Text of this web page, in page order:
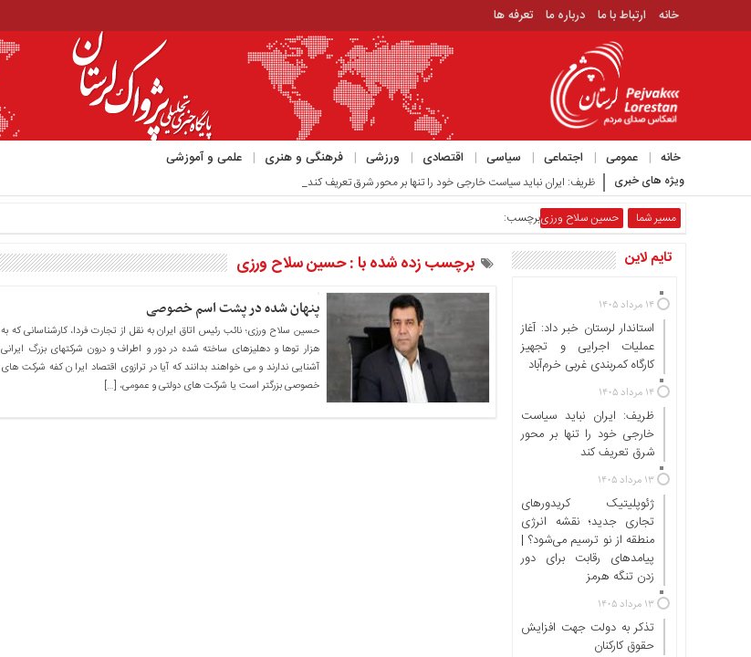
خانه ارتباط با ما درباره ما تعرفه ها
خانه عمومی اجتماعی سیاسی اقتصادی ورزشی فرهنگی و هنری علمی و آموزشی
ارتباط
ویژه های خبری ظریف: ایران نباید سیاست خارجی خود را تنها بر محور شرق تعریف کند_
مسیر شما برچسب:حسین سلاح ورزی
تایم لاین
۱۴ مرداد ۱۴۰۵
استاندار لرستان خبر داد: آغاز
عملیات اجرایی و تجهیز
کارگاه کمربندی غربی خرم‌آباد
۱۴ مرداد ۱۴۰۵
ظریف: ایران نباید سیاست
خارجی خود را تنها بر محور
شرق تعریف کند
۱۳ مرداد ۱۴۰۵
ژئوپلیتیک کریدورهای
تجاری جدید؛ نقشه انرژی
منطقه‌ از نو ترسیم می‌شود؟ |
پیامدهای رقابت برای دور
زدن تنگه هرمز
۱۳ مرداد ۱۴۰۵
تذکر به دولت جهت افزایش
حقوق کارکنان ‌
برچسب زده شده با : حسین سلاح ورزی
پنهان شده در پشت اسم خصوصی
حسین سلاح ورزی؛ نائب رئیس اتاق ایران به نقل از تجارت فردا، کارشناسانی که به
هزار توها و دهلیزهای ساخته شده در دور و اطراف و درون شرکتهای بزرگ ایرانی
آشنایی ندارند و می خواهند بدانند که آیا در ترازوی اقتصاد ایرا ن کفه شرکت های
خصوصی بزرگتر است یا شرکت های دولتی و عمومی، […]